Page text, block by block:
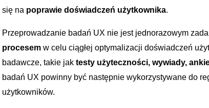
się na poprawie doświadczeń użytkownika. ‌
Przeprowadzanie​ badań ‍UX nie ⁣jest jednorazowym
procesem w celu ciągłej ‍optymalizacji doświadczeń
badawcze, takie⁢ jak testy użyteczności, wywiady,
badań ‌UX powinny być następnie wykorzystywane do
⁣użytkowników.